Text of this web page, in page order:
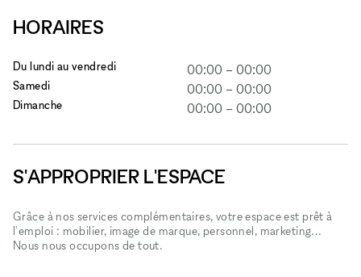
HORAIRES
Du lundi au vendredi 00:00 – 00:00
Samedi 00:00 – 00:00
Dimanche 00:00 – 00:00
S'APPROPRIER L'ESPACE
Grâce à nos services complémentaires, votre espace est prêt à
l'emploi : mobilier, image de marque, personnel, marketing...
Nous nous occupons de tout.